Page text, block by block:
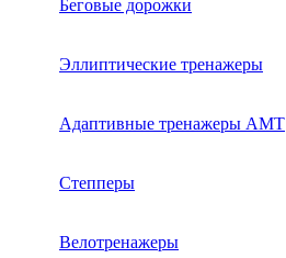
Беговые дорожки
Эллиптические тренажеры
Адаптивные тренажеры AMT
Степперы
Велотренажеры